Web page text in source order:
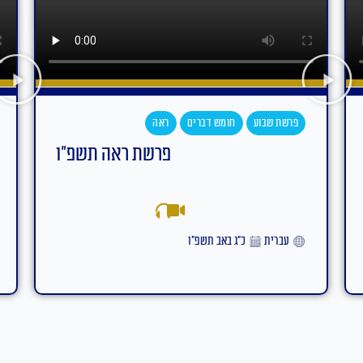
פרשת שבוע חומש דברים עקב
פרשת עקב תשפ"ו
אידיש ט״ז באב תשפ״ו